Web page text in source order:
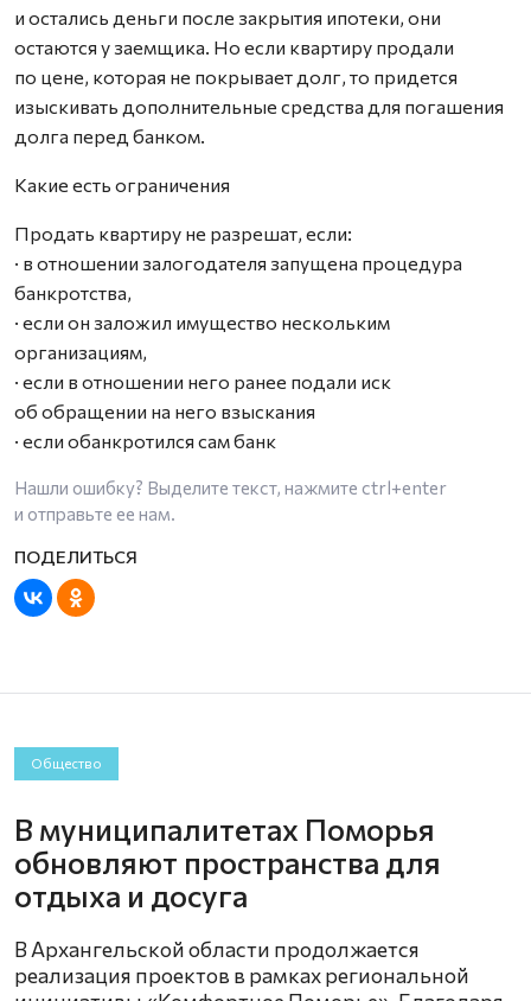
и остались деньги после закрытия ипотеки, они
остаются у заемщика. Но если квартиру продали
по цене, которая не покрывает долг, то придется
изыскивать дополнительные средства для погашения
долга перед банком.
Какие есть ограничения
Продать квартиру не разрешат, если:
· в отношении залогодателя запущена процедура
банкротства,
· если он заложил имущество нескольким
организациям,
· если в отношении него ранее подали иск
об обращении на него взыскания
· если обанкротился сам банк
Нашли ошибку? Выделите текст, нажмите ctrl+enter
и отправьте ее нам.
Общество
В муниципалитетах Поморья
обновляют пространства для
отдыха и досуга
В Архангельской области продолжается
реализация проектов в рамках региональной